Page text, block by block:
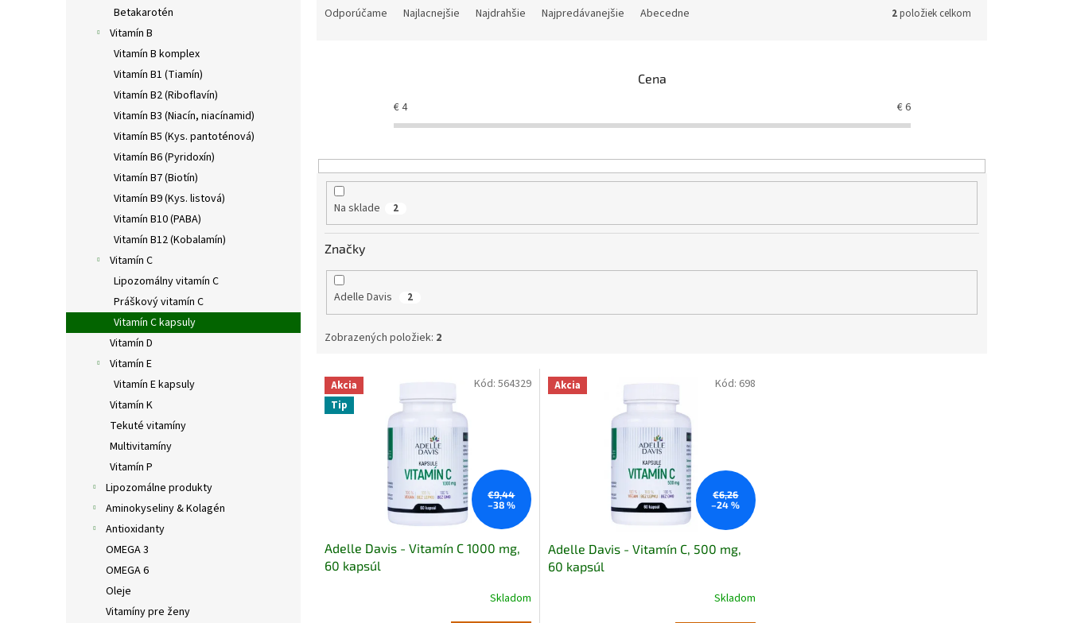
Betakarotén
Vitamín B
Vitamín B komplex
Vitamín B1 (Tiamín)
Vitamín B2 (Riboflavín)
Vitamín B3 (Niacín, niacínamid)
Vitamín B5 (Kys. pantoténová)
Vitamín B6 (Pyridoxín)
Vitamín B7 (Biotín)
Vitamín B9 (Kys. listová)
Vitamín B10 (PABA)
Vitamín B12 (Kobalamín)
Vitamín C
Lipozomálny vitamín C
Práškový vitamín C
Vitamín C kapsuly
Vitamín D
Vitamín E
Vitamín E kapsuly
Vitamín K
Tekuté vitamíny
Multivitamíny
Vitamín P
Lipozomálne produkty
Aminokyseliny & Kolagén
Antioxidanty
OMEGA 3
OMEGA 6
Oleje
Vitamíny pre ženy
d
Odporúčame Najlacnejšie Najdrahšie Najpredávanejšie Abecedne 2položiek celkom
Cena
€4 €6
Na sklade 2
Značky
Adelle Davis 2
Zobrazených položiek: 2
V
p
Akcia
Tip
€9,44
–38 %
Adelle Davis - Vitamín C 1000 mg,
60 kapsúl
Skladom
Kód: 564329 Akcia
€6,26
–24 %
Adelle Davis - Vitamín C, 500 mg,
60 kapsúl
Skladom
Kód: 698